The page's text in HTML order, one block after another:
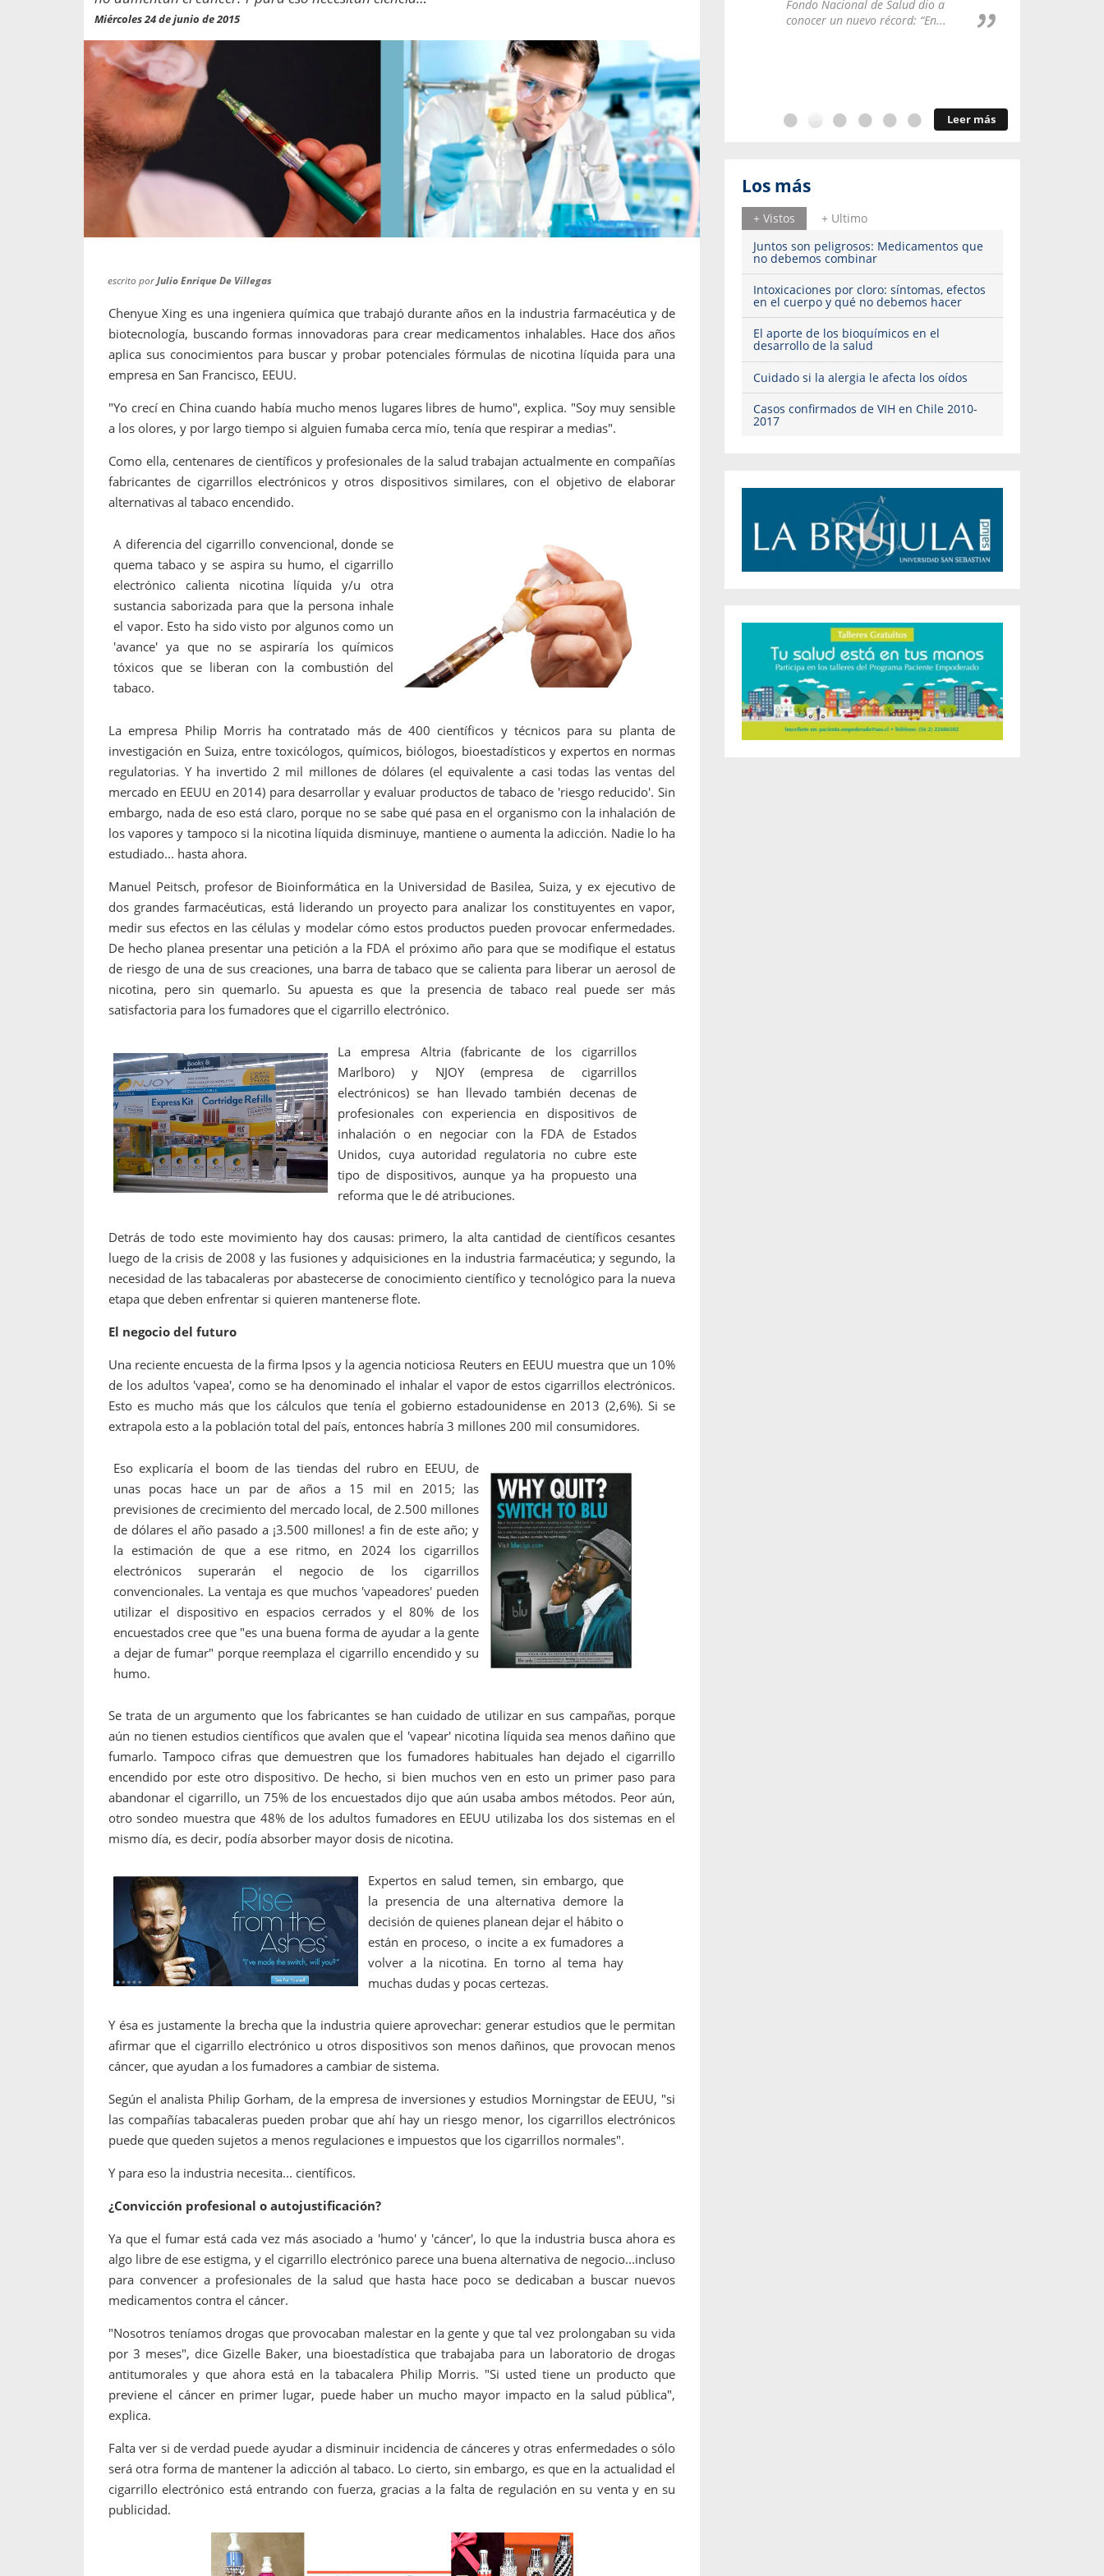
Miércoles 24 de junio de 2015
escrito porJulio Enrique De Villegas
Chenyue Xing es una ingeniera química que trabajó durante años en la industria farmacéutica y de
biotecnología, buscando formas innovadoras para crear medicamentos inhalables. Hace dos años
aplica sus conocimientos para buscar y probar potenciales fórmulas de nicotina líquida para una
empresa en San Francisco, EEUU.
"Yo crecí en China cuando había mucho menos lugares libres de humo", explica. "Soy muy sensible
a los olores, y por largo tiempo si alguien fumaba cerca mío, tenía que respirar a medias".
Como ella, centenares de científicos y profesionales de la salud trabajan actualmente en compañías
fabricantes de cigarrillos electrónicos y otros dispositivos similares, con el objetivo de elaborar
alternativas al tabaco encendido.
A diferencia del cigarrillo convencional, donde se
quema tabaco y se aspira su humo, el cigarrillo
electrónico calienta nicotina líquida y/u otra
sustancia saborizada para que la persona inhale
el vapor. Esto ha sido visto por algunos como un
'avance' ya que no se aspiraría los químicos
tóxicos que se liberan con la combustión del
tabaco.
La empresa Philip Morris ha contratado más de 400 científicos y técnicos para su planta de
investigación en Suiza, entre toxicólogos, químicos, biólogos, bioestadísticos y expertos en normas
regulatorias. Y ha invertido 2 mil millones de dólares (el equivalente a casi todas las ventas del
mercado en EEUU en 2014) para desarrollar y evaluar productos de tabaco de 'riesgo reducido'. Sin
embargo, nada de eso está claro, porque no se sabe qué pasa en el organismo con la inhalación de
los vapores y tampoco si la nicotina líquida disminuye, mantiene o aumenta la adicción. Nadie lo ha
estudiado... hasta ahora.
Manuel Peitsch, profesor de Bioinformática en la Universidad de Basilea, Suiza, y ex ejecutivo de
dos grandes farmacéuticas, está liderando un proyecto para analizar los constituyentes en vapor,
medir sus efectos en las células y modelar cómo estos productos pueden provocar enfermedades.
De hecho planea presentar una petición a la FDA el próximo año para que se modifique el estatus
de riesgo de una de sus creaciones, una barra de tabaco que se calienta para liberar un aerosol de
nicotina, pero sin quemarlo. Su apuesta es que la presencia de tabaco real puede ser más
satisfactoria para los fumadores que el cigarrillo electrónico.
La empresa Altria (fabricante de los cigarrillos
Marlboro) y NJOY (empresa de cigarrillos
electrónicos) se han llevado también decenas de
profesionales con experiencia en dispositivos de
inhalación o en negociar con la FDA de Estados
Unidos, cuya autoridad regulatoria no cubre este
tipo de dispositivos, aunque ya ha propuesto una
reforma que le dé atribuciones.
Detrás de todo este movimiento hay dos causas: primero, la alta cantidad de científicos cesantes
luego de la crisis de 2008 y las fusiones y adquisiciones en la industria farmacéutica; y segundo, la
necesidad de las tabacaleras por abastecerse de conocimiento científico y tecnológico para la nueva
etapa que deben enfrentar si quieren mantenerse flote.
El negocio del futuro
Una reciente encuesta de la firma Ipsos y la agencia noticiosa Reuters en EEUU muestra que un 10%
de los adultos 'vapea', como se ha denominado el inhalar el vapor de estos cigarrillos electrónicos.
Esto es mucho más que los cálculos que tenía el gobierno estadounidense en 2013 (2,6%). Si se
extrapola esto a la población total del país, entonces habría 3 millones 200 mil consumidores.
Eso explicaría el boom de las tiendas del rubro en EEUU, de
unas pocas hace un par de años a 15 mil en 2015; las
previsiones de crecimiento del mercado local, de 2.500 millones
de dólares el año pasado a ¡3.500 millones! a fin de este año; y
la estimación de que a ese ritmo, en 2024 los cigarrillos
electrónicos superarán el negocio de los cigarrillos
convencionales. La ventaja es que muchos 'vapeadores' pueden
utilizar el dispositivo en espacios cerrados y el 80% de los
encuestados cree que "es una buena forma de ayudar a la gente
a dejar de fumar" porque reemplaza el cigarrillo encendido y su
humo.
Se trata de un argumento que los fabricantes se han cuidado de utilizar en sus campañas, porque
aún no tienen estudios científicos que avalen que el 'vapear' nicotina líquida sea menos dañino que
fumarlo. Tampoco cifras que demuestren que los fumadores habituales han dejado el cigarrillo
encendido por este otro dispositivo. De hecho, si bien muchos ven en esto un primer paso para
abandonar el cigarrillo, un 75% de los encuestados dijo que aún usaba ambos métodos. Peor aún,
otro sondeo muestra que 48% de los adultos fumadores en EEUU utilizaba los dos sistemas en el
mismo día, es decir, podía absorber mayor dosis de nicotina.
Expertos en salud temen, sin embargo, que
la presencia de una alternativa demore la
decisión de quienes planean dejar el hábito o
están en proceso, o incite a ex fumadores a
volver a la nicotina. En torno al tema hay
muchas dudas y pocas certezas.
Y ésa es justamente la brecha que la industria quiere aprovechar: generar estudios que le permitan
afirmar que el cigarrillo electrónico u otros dispositivos son menos dañinos, que provocan menos
cáncer, que ayudan a los fumadores a cambiar de sistema.
Según el analista Philip Gorham, de la empresa de inversiones y estudios Morningstar de EEUU, "si
las compañías tabacaleras pueden probar que ahí hay un riesgo menor, los cigarrillos electrónicos
puede que queden sujetos a menos regulaciones e impuestos que los cigarrillos normales".
Y para eso la industria necesita... científicos.
¿Convicción profesional o autojustificación?
Ya que el fumar está cada vez más asociado a 'humo' y 'cáncer', lo que la industria busca ahora es
algo libre de ese estigma, y el cigarrillo electrónico parece una buena alternativa de negocio...incluso
para convencer a profesionales de la salud que hasta hace poco se dedicaban a buscar nuevos
medicamentos contra el cáncer.
"Nosotros teníamos drogas que provocaban malestar en la gente y que tal vez prolongaban su vida
por 3 meses", dice Gizelle Baker, una bioestadística que trabajaba para un laboratorio de drogas
antitumorales y que ahora está en la tabacalera Philip Morris. "Si usted tiene un producto que
previene el cáncer en primer lugar, puede haber un mucho mayor impacto en la salud pública",
explica.
Falta ver si de verdad puede ayudar a disminuir incidencia de cánceres y otras enfermedades o sólo
será otra forma de mantener la adicción al tabaco. Lo cierto, sin embargo, es que en la actualidad el
cigarrillo electrónico está entrando con fuerza, gracias a la falta de regulación en su venta y en su
publicidad.
entregados por la
sobre viajes al extranjero
propaga a un gran número de...
Fondo Nacional de Salud dio a
conocer un nuevo récord: “En...
Leer más
Los más
+ Vistos
+ Ultimo
Juntos son peligrosos: Medicamentos que
no debemos combinar
Intoxicaciones por cloro: síntomas, efectos
en el cuerpo y qué no debemos hacer
El aporte de los bioquímicos en el
desarrollo de la salud
Cuidado si la alergia le afecta los oídos
Casos confirmados de VIH en Chile 2010-
2017